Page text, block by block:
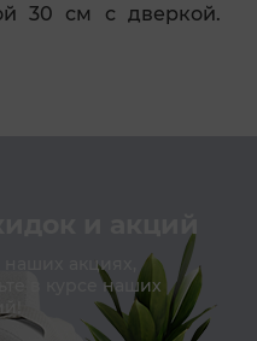
30 см с дверкой.
и акций
акциях,
в курсе наших